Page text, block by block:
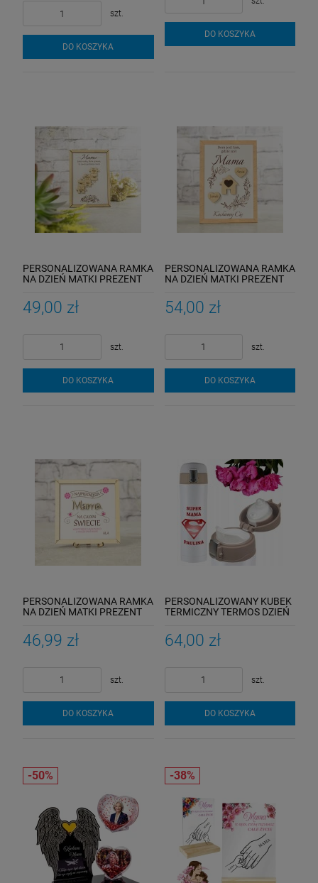
szt.
DO KOSZYKA
DO KOSZYKA
PERSONALIZOWANA RAMKA
NA DZIEŃ MATKI PREZENT
NADRUK
49,00 zł
szt.
DO KOSZYKA
PERSONALIZOWANA RAMKA
NA DZIEŃ MATKI PREZENT
NADRUK
54,00 zł
szt.
DO KOSZYKA
PERSONALIZOWANA RAMKA
NA DZIEŃ MATKI PREZENT
NADRUK
46,99 zł
szt.
DO KOSZYKA
PERSONALIZOWANY KUBEK
TERMICZNY TERMOS DZIEŃ
DLA MAMY
64,00 zł
szt.
DO KOSZYKA